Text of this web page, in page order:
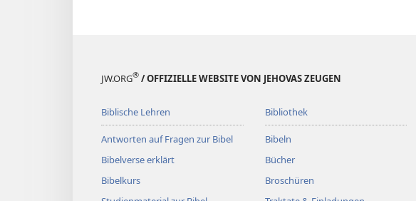
JW.ORG® / OFFIZIELLE WEBSITE VON JEHOVAS ZEUGEN
Biblische Lehren
Antworten auf Fragen zur Bibel
Bibelverse erklärt
Bibelkurs
Bibliothek
Bibeln
Bücher
Broschüren